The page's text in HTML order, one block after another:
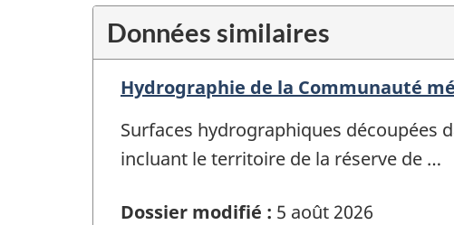
Données similaires
Hydrographie de la Communauté
Surfaces hydrographiques découpées
incluant le territoire de la réserve de …
Dossier modifié : 5 août 2026